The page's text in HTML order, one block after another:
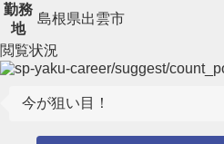
勤務
地
島根県出雲市
閲覧状況
今が狙い目！